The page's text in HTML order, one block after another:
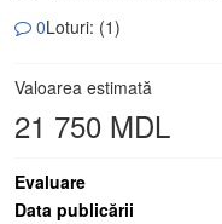
0Loturi: (1)
Valoarea estimată
21 750 MDL
Evaluare
Data publicării